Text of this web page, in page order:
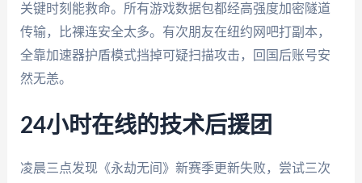
关键时刻能救命。所有游戏数据包都经高强度加密隧道
传输，比裸连安全太多。有次朋友在纽约网吧打副本，
全靠加速器护盾模式挡掉可疑扫描攻击，回国后账号安
然无恙。
24小时在线的技术后援团
凌晨三点发现《永劫无间》新赛季更新失败，尝试三次